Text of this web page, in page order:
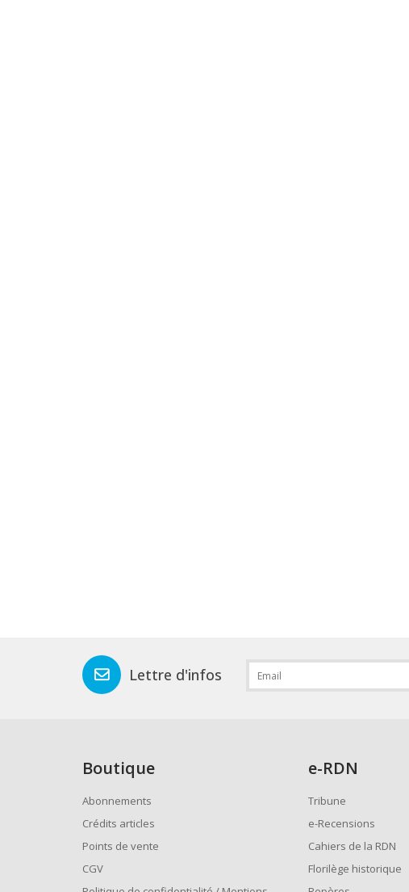
Lettre d'infos
Boutique
Abonnements
Crédits articles
Points de vente
CGV
e-RDN
Tribune
e-Recensions
Cahiers de la RDN
Florilège historique